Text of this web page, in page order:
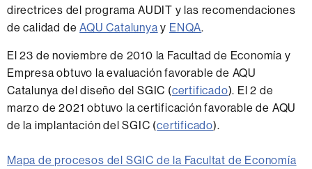
directrices del programa AUDIT y las recomendaciones
de calidad deAQU Catalunya y ENQA.
El 23 de noviembre de 2010 la Facultad de Economía y
Empresa obtuvo la evaluación favorable de AQU
Catalunya del diseño del SGIC (certificado). El 2 de
marzo de 2021 obtuvo la certificación favorable de AQU
de la implantación del SGIC (certificado).
Mapa de procesos del SGIC de la Facultat de Economía